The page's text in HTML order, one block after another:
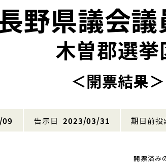
野県議会
木曽郡選挙
＜開票結果＞
告示日 2023/03/31 期日前投
開票済み